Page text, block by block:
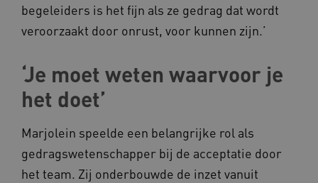
begeleiders is het fijn als ze gedrag dat wordt
veroorzaakt door onrust, voor kunnen zijn.’
‘Je moet weten waarvoor je
het doet’
Marjolein speelde een belangrijke rol als
gedragswetenschapper bij de acceptatie door
het team. Zij onderbouwde de inzet vanuit
www.kennispleingehandicaptensector.nl
AWSALBCORS
Amazon.com Inc.
vilans.blueconic.net